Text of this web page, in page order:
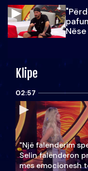
Klipe
02:57
"Një falenderim
Selin falënderon
mes emocionesh